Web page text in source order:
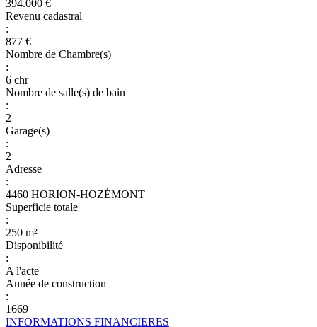
394.000 €
Revenu cadastral
:
877 €
Nombre de Chambre(s)
:
6 chr
Nombre de salle(s) de bain
:
2
Garage(s)
:
2
Adresse
:
4460 HORION-HOZÉMONT
Superficie totale
:
250 m²
Disponibilité
:
A l'acte
Année de construction
:
1669
INFORMATIONS FINANCIERES